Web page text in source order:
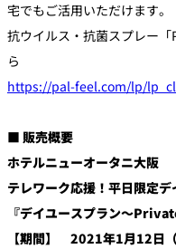
宅でもご活用いただけます。
抗ウイルス・抗菌スプレー
ら
https://pal-feel.com/lp/
■ 販売概要
ホテルニューオータニ大阪
テレワーク応援！平日限定
『デイユースプラン～
【期間】 2021年1月12日